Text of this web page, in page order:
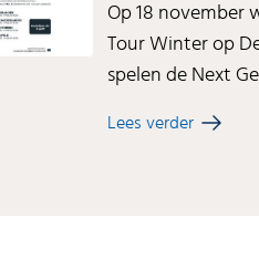
Op 18 november
Tour Winter op
spelen de Next
Lees verder